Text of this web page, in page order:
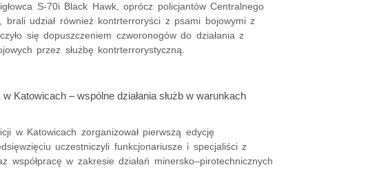
S-70i Black Hawk, oprócz policjantów Centralnego
brali udział również kontrterroryści z psami bojowymi z
się dopuszczeniem czworonogów do działania z
przez służbę kontrterrorystyczną.
Katowicach – wspólne działania służb w warunkach
w Katowicach zorganizował pierwszą edycję
uczestniczyli funkcjonariusze i specjaliści z
współpracę w zakresie działań minersko–pirotechnicznych